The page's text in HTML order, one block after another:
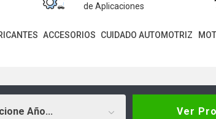
de Aplicaciones
ACCESORIOS CUIDADO AUTOMOTRIZ
Año... Ver